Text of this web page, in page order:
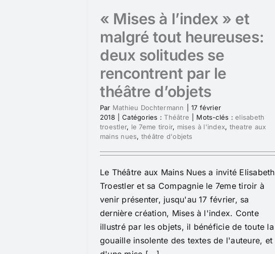
« Mises à l’index » et
malgré tout heureuses:
deux solitudes se
rencontrent par le
théâtre d’objets
Par Mathieu Dochtermann
17 février
2018
Catégories :Théâtre Mots-clés :elisabeth
troestler, le 7eme tiroir, mises à l'index, theatre aux
mains nues, théâtre d'objets
Le Théâtre aux Mains Nues a invité Elisabeth
Troestler et sa Compagnie le 7eme tiroir à
venir présenter, jusqu'au 17 février, sa
dernière création, Mises à l'index. Conte
illustré par les objets, il bénéficie de toute la
gouaille insolente des textes de l'auteure, et